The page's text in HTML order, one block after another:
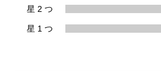
星 2 つ
星 1 つ